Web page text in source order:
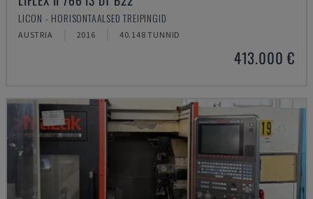
LICON - HORISONTAALSED TREIPINGID
AUSTRIA 2016 40.148 TUNNID
413.000 €